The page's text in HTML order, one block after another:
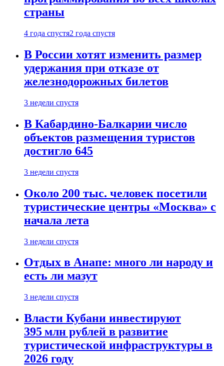
страны
4 года спустя2 года спустя
В России хотят изменить размер
удержания при отказе от
железнодорожных билетов
3 недели спустя
В Кабардино-Балкарии число
объектов размещения туристов
достигло 645
3 недели спустя
Около 200 тыс. человек посетили
туристические центры «Москва» с
начала лета
3 недели спустя
Отдых в Анапе: много ли народу и
есть ли мазут
3 недели спустя
Власти Кубани инвестируют
395 млн рублей в развитие
туристической инфраструктуры в
2026 году